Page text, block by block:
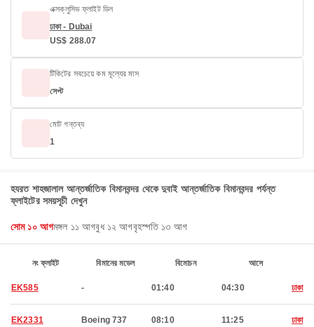
এক্সক্লুসিভ ফ্লাইট ডিল
ঢাকা - Dubai
US$ 288.07
টিকিটের সবচেয়ে কম মূল্যের মাস
সেপ্ট
মোট গন্তব্য
1
হযরত শাহজালাল আন্তর্জাতিক বিমানবন্দর থেকে দুবাই আন্তর্জাতিক বিমানবন্দর পর্যন্ত
ফ্লাইটের সময়সূচী দেখুন
সোম ১০ আগমঙ্গল ১১ আগবুধ ১২ আগবৃহস্পতি ১৩ আগ
নং ফ্লাইট বিমানের মডেল বিমোচন আসে
EK585 - 01:40 04:30 ঢাকা
EK2331 Boeing 737 08:10 11:25 ঢাকা